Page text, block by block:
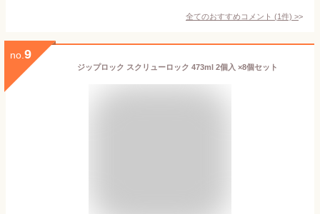
全てのおすすめコメント (1件) >
no. 9
ジップロック スクリューロック 473ml 2個入 ×8個セット